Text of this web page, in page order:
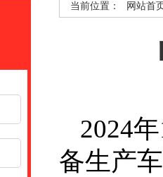
当前位置： 网站首
2024
备生产